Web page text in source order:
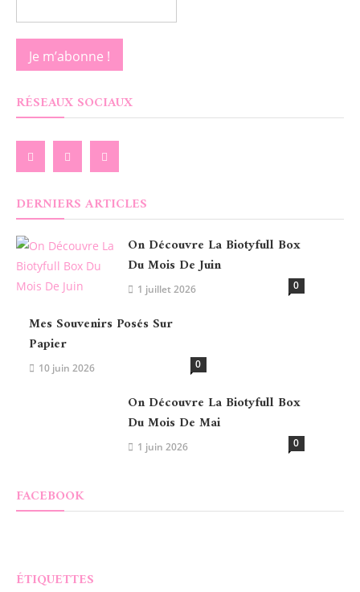
RÉSEAUX SOCIAUX
DERNIERS ARTICLES
On Découvre La Biotyfull Box
Du Mois De Juin
1 juillet 2026 0
Mes Souvenirs Posés Sur
Papier
10 juin 2026 0
On Découvre La Biotyfull Box
Du Mois De Mai
1 juin 2026 0
FACEBOOK
ÉTIQUETTES